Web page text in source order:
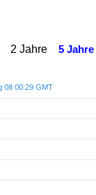
2 Jahre 5 Jahre